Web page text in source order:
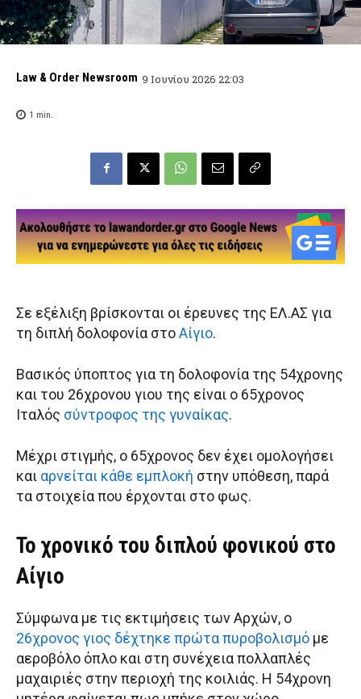
Law & Order Newsroom 9 Ιουνίου 2026 22:03
1 min.
Σε εξέλιξη βρίσκονται οι έρευνες της ΕΛ.ΑΣ για
τη διπλή δολοφονία στοΑίγιο.
Βασικός ύποπτος για τη δολοφονία της 54χρονης
και του 26χρονου γιου της είναι ο 65χρονος
Ιταλός σύντροφος της γυναίκας.
Μέχρι στιγμής, ο 65χρονος δεν έχει ομολογήσει
και αρνείται κάθε εμπλοκή στην υπόθεση, παρά
τα στοιχεία που έρχονται στο φως.
Το χρονικό του διπλού φονικού στο
Αίγιο
Σύμφωνα με τις εκτιμήσεις των Αρχών, ο
26χρονος γιος δέχτηκε πρώτα πυροβολισμό με
αεροβόλο όπλο και στη συνέχεια πολλαπλές
μαχαιριές στην περιοχή της κοιλιάς. Η 54χρονη